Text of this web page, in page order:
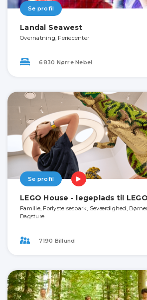
Se profil
Landal Seawest
Overnatning, Feriecenter
6830 Nørre Nebel
Se profil
LEGO House - legeplads til
Familie, Forlystelsespark, Seværdighed,
Dagsture
7190 Billund